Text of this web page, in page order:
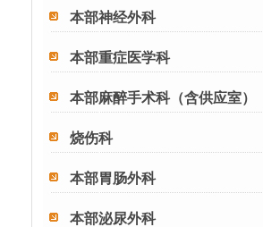
本部神经外科
本部重症医学科
本部麻醉手术科（含供应室）
烧伤科
本部胃肠外科
本部泌尿外科